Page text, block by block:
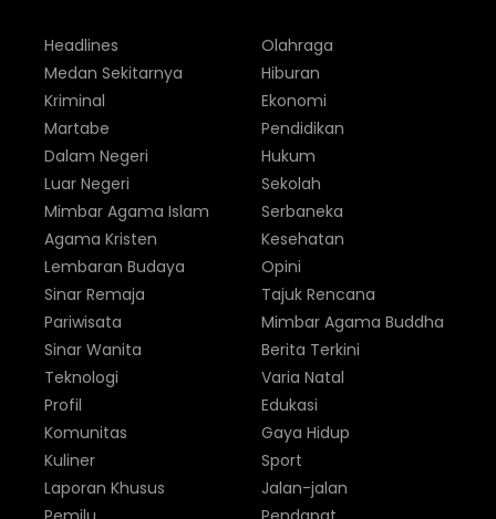
Headlines
Medan Sekitarnya
Kriminal
Martabe
Dalam Negeri
Luar Negeri
Olahraga
Hiburan
Ekonomi
Pendidikan
Hukum
Sekolah
Mimbar Agama Islam
Agama Kristen
Lembaran Budaya
Sinar Remaja
Pariwisata
Sinar Wanita
Serbaneka
Kesehatan
Opini
Tajuk Rencana
Mimbar Agama Buddha
Berita Terkini
Teknologi
Profil
Komunitas
Kuliner
Laporan Khusus
Varia Natal
Edukasi
Gaya Hidup
Sport
Jalan-jalan